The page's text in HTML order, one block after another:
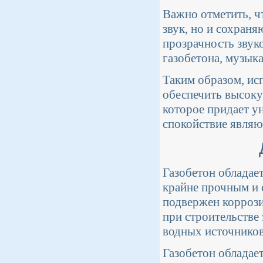
Важно отметить,
звук, но и
прозрачность
газобетона,
Таким образом,
обеспечить
которое придает
спокойствие
Газобетон
крайне прочным и
подвержен
при
водных
Газобетон